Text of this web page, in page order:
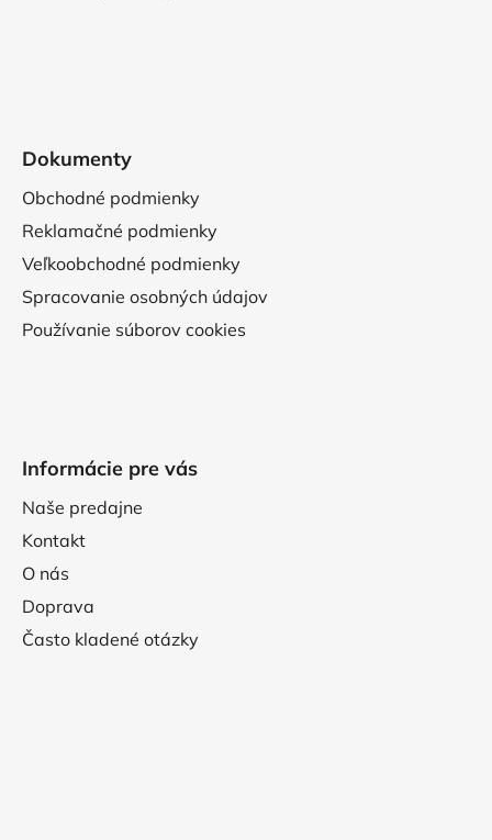
Dokumenty
Obchodné podmienky
Reklamačné podmienky
Veľkoobchodné podmienky
Spracovanie osobných údajov
Používanie súborov cookies
Informácie pre vás
Naše predajne
Kontakt
O nás
Doprava
Často kladené otázky